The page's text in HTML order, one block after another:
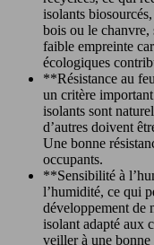
isolants
bois ou le chanvre,
faible empreinte
écologiques
**Résistance au
un critère
isolants sont
d’autres doivent
Une bonne
occupants.
**Sensibilité à
l’humidité, ce qui
développement de
isolant adapté aux
veiller à une